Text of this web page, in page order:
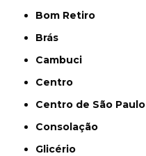
Bom Retiro
Brás
Cambuci
Centro
Centro de São Paulo
Consolação
Glicério